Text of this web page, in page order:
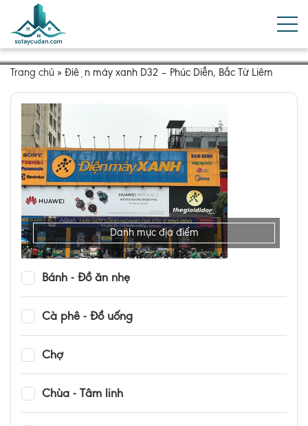
Trang chủ » Điện máy xanh D32 – Phúc Diễn, Bắc Từ Liêm
Danh mục địa điểm
Bánh - Đồ ăn nhẹ
Cà phê - Đồ uống
Chợ
Chùa - Tâm linh